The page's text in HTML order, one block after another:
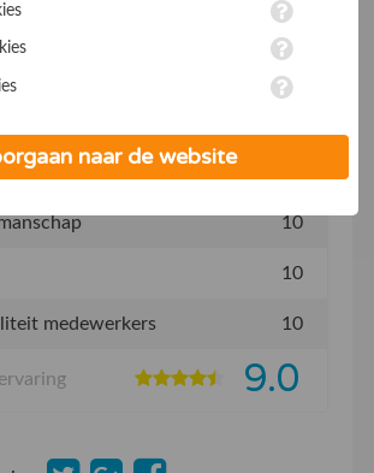
9.0
10
10
medewerkers 10
9.0
persoonsgegevens verwerkt. Je geeft
verwerking wanneer je hieronder een
in de
. Lees voor meer
naar de website